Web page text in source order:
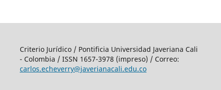
Criterio Jurídico / Pontificia Universidad Javeriana Cali
- Colombia / ISSN 1657-3978 (impreso) / Correo:
carlos.echeverry@javerianacali.edu.co